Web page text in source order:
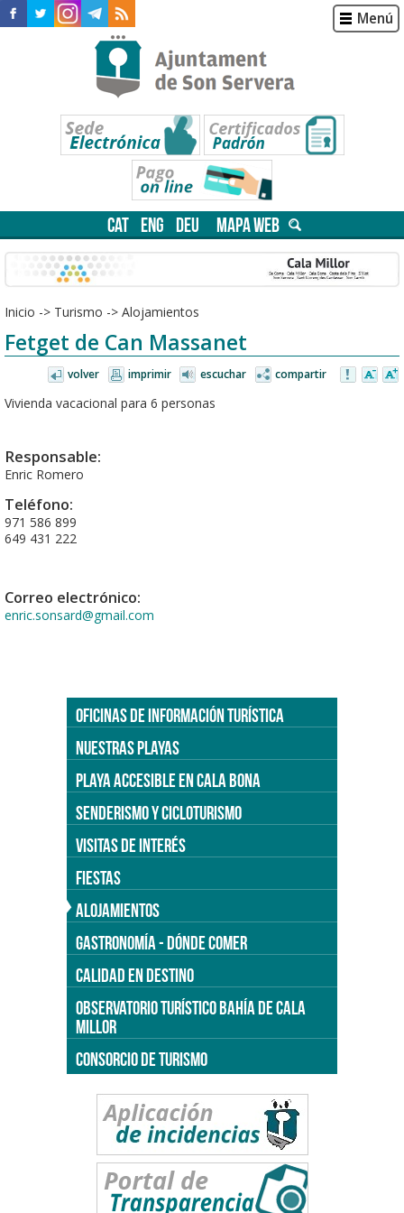
Menú
CAT ENG DEU MAPA WEB
Inicio -> Turismo -> Alojamientos
Fetget de Can Massanet
volver imprimir escuchar compartir
Vivienda vacacional para 6 personas
Responsable:
Enric Romero
Teléfono:
971 586 899
649 431 222
Correo electrónico:
enric.sonsard@gmail.com
OFICINAS DE INFORMACIÓN TURÍSTICA
NUESTRAS PLAYAS
PLAYA ACCESIBLE EN CALA BONA
SENDERISMO Y CICLOTURISMO
VISITAS DE INTERÉS
FIESTAS
ALOJAMIENTOS
GASTRONOMÍA - DÓNDE COMER
CALIDAD EN DESTINO
OBSERVATORIO TURÍSTICO BAHÍA DE CALA
MILLOR
CONSORCIO DE TURISMO